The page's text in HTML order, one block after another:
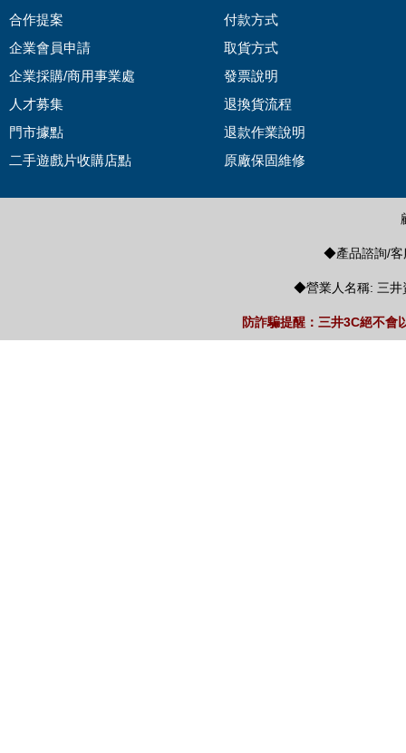
合作提案
企業會員申請
企業採購/商用事業處
人才募集
門市據點
二手遊戲片收購店點
付款方式
取貨方式
發票說明
退換貨流程
退款作業說明
原廠保固維修
◆產品諮詢/客
◆營業人名稱: 三井
防詐騙提醒：三井3C絕不會